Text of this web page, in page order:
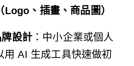
、插畫、商品圖）
設計 ：中小企業或個人
用 AI 生成工具快速做初